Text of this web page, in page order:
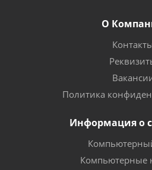
О
Политика
Информация о
Компьютерные